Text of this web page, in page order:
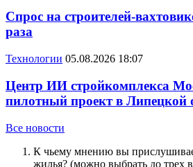
Спрос на строителей-
раза
Технологии 05.08.2026 18:07
Центр ИИ стройкомплекса
пилотный проект в Липецкой
Все новости
К чьему мнению вы
жилья? (можно выбрать до трех